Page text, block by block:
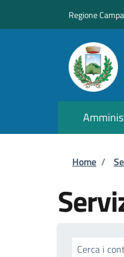
Regione
Home /
Cerca i